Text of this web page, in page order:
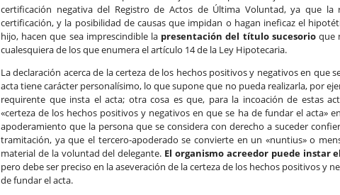
certificación negativa del Registro de Actos de Última Voluntad, ya que la
certificación, y la posibilidad de causas que impidan o hagan ineficaz el
hijo, hacen que sea imprescindible la presentación del título sucesorioque
cualesquiera de los que enumera el artículo 14 de la Ley Hipotecaria.
La declaración acerca de la certeza de los hechos positivos y negativos en que
acta tiene carácter personalísimo, lo que supone que no pueda realizarla, por
requirente que insta el acta; otra cosa es que, para la incoación de estas
«certeza de los hechos positivos y negativos en que se ha de fundar el acta»
apoderamiento que la persona que se considera con derecho a suceder
tramitación, ya que el tercero-apoderado se convierte en un «nuntius» o
material de la voluntad del delegante. El organismo acreedor puede instar
pero debe ser preciso en la aseveración de la certeza de los hechos positivos y
de fundar el acta.